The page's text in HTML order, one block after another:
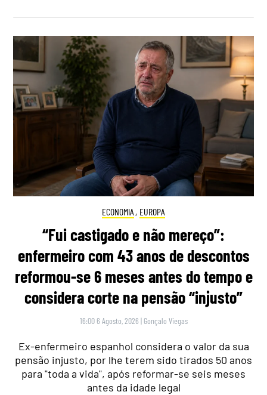
ECONOMIA , EUROPA
“Fui castigado e não mereço”:
enfermeiro com 43 anos de descontos
reformou-se 6 meses antes do tempo e
considera corte na pensão “injusto”
16:00 6 Agosto, 2026 | Gonçalo Viegas
Ex-enfermeiro espanhol considera o valor da sua
pensão injusto, por lhe terem sido tirados 50 anos
para "toda a vida", após reformar-se seis meses
antes da idade legal